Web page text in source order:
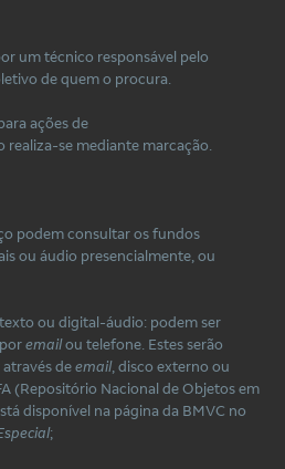
um técnico responsável pelo
de quem o procura.
ações de
se mediante marcação.
podem consultar os fundos
ou áudio presencialmente, ou
ou digital-áudio: podem ser
emailou telefone. Estes serão
deemail, disco externo ou
(Repositório Nacional de Objetos em
disponível na página da BMVC no
;